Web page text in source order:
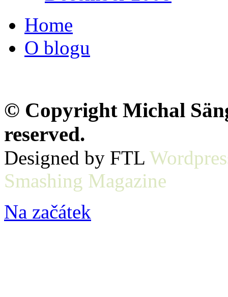
Home
O blogu
© Copyright Michal
reserved.
Designed by FTL
Smashing Magazine
Na začátek